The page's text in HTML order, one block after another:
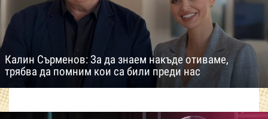
Калин Сърменов: За да знаем накъде отиваме,
трябва да помним кои са били преди нас